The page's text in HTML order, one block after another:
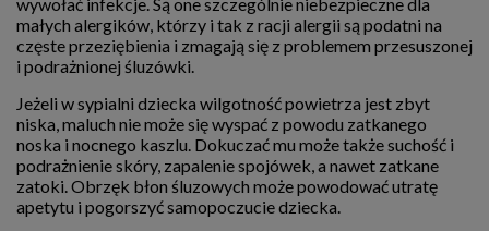
małych alergików, którzy i tak z racji alergii są podatni na
częste przeziębienia i zmagają się z problemem przesuszonej
i podrażnionej śluzówki.
Jeżeli w sypialni dziecka wilgotność powietrza jest zbyt
niska, maluch nie może się wyspać z powodu zatkanego
noska i nocnego kaszlu. Dokuczać mu może także suchość i
podrażnienie skóry, zapalenie spojówek, a nawet zatkane
zatoki. Obrzęk błon śluzowych może powodować utratę
apetytu i pogorszyć samopoczucie dziecka.